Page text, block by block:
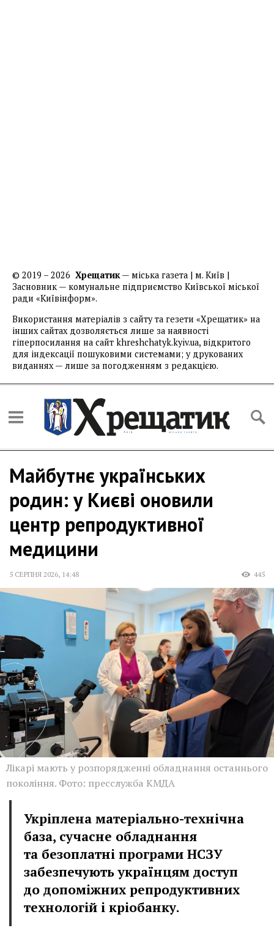
© 2019 – 2026 Хрещатик— міська газета | м. Київ |
Засновник — комунальне підприємство Київської міської
ради «Київінформ».
Використання матеріалів з сайту та гезети «Хрещатик» на
інших сайтах дозволяється лише за наявності
гіперпосилання на сайт khreshchatyk.kyiv.ua, відкритого
для індексації пошуковими системами; у друкованих
виданнях — лише за погодженням з редакцією.
Майбутнє українських
родин: у Києві оновили
центр репродуктивної
медицини
5 СЕРПНЯ 2026, 14:48 445
Лікарі мають у розпорядженні обладнання останнього
покоління. Фото: пресслужба КМДА
Укріплена матеріально-технічна
база, сучасне обладнання
та безоплатні програми НСЗУ
забезпечують українцям доступ
до допоміжних репродуктивних
технологій і кріобанку.